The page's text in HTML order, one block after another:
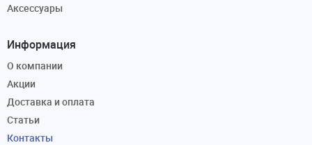
Аксессуары
Информация
О компании
Акции
Доставка и оплата
Статьи
Контакты